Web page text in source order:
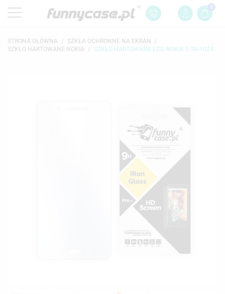
0
STRONA GŁÓWNA
SZKŁA OCHRONNE NA EKRAN
SZKŁO HARTOWANE NOKIA
SZKŁO HARTOWANE LCD NOKIA 5 TA-1024